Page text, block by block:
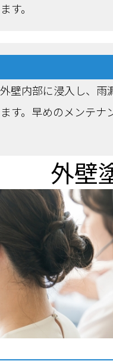
す。
壁内部に浸入し、雨
す。早めのメンテナ
外壁